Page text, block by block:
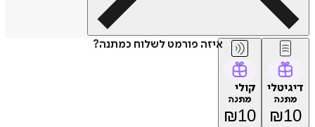
איזה פורמט לשלוח כמתנה?
דיגיטלי
מתנה
₪10
קולי
מתנה
₪10